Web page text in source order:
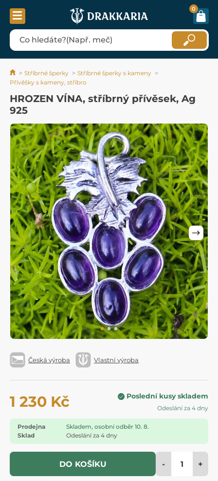
0
Stříbrné šperky
Stříbrné šperky s kameny
Přívěšky s kameny, stříbro
HROZEN VÍNA, stříbrný přívěsek, Ag
925
Česká výroba Vlastní výroba
1 230 Kč Poslední kusy skladem
Odeslání za 4 dny
Prodejna
Skladem, osobní odběr 10. 8.
Sklad
Odeslání za 4 dny
DO KOŠÍKU - +